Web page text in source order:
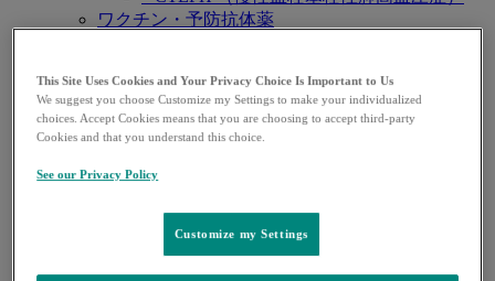
ワクチン・予防抗体薬
– ロタウイルス感染症
– 肺炎球菌感染症
– B型肝炎
感染症
– COVID-19
– HIV感染症
This Site Uses Cookies and Your Privacy Choice Is Important to Us
We suggest you choose Customize my Settings to make your individualized
choices. Accept Cookies means that you are choosing to accept third-party
Cookies and that you understand this choice.
See our Privacy Policy
Customize my Settings